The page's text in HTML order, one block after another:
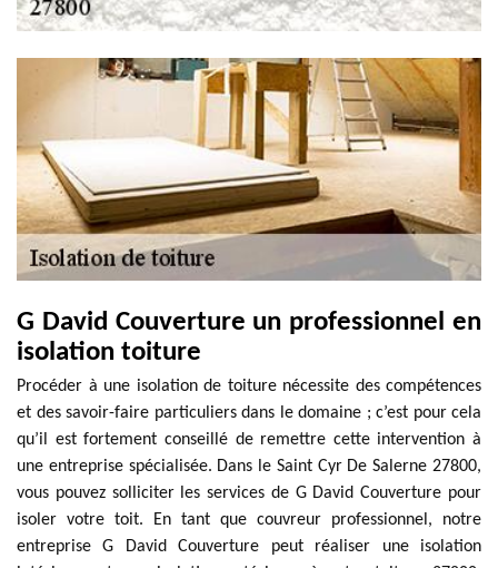
G David Couverture un professionnel en
isolation toiture
Procéder à une isolation de toiture nécessite des compétences
et des savoir-faire particuliers dans le domaine ; c’est pour cela
qu’il est fortement conseillé de remettre cette intervention à
une entreprise spécialisée. Dans le Saint Cyr De Salerne 27800,
vous pouvez solliciter les services de G David Couverture pour
isoler votre toit. En tant que couvreur professionnel, notre
entreprise G David Couverture peut réaliser une isolation